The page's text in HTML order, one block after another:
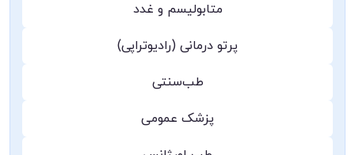
متابولیسم و غدد
پرتو درمانی (رادیوتراپی)
طب‌سنتی
پزشک عمومی